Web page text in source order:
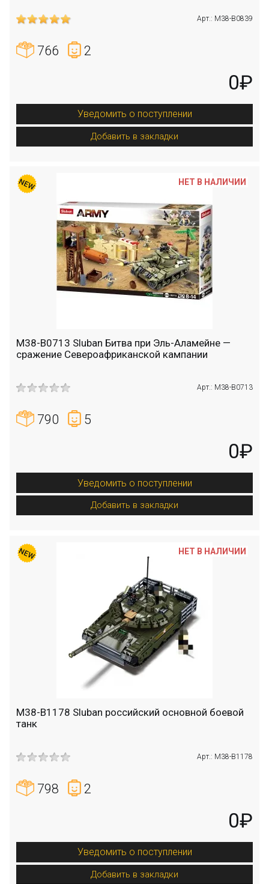
Арт.: M38-B0839
766 2
0₽
Уведомить о поступлении
Добавить в закладки
M38-B0713 Sluban Битва при Эль-Аламейне —
сражение Североафриканской кампании
Арт.: M38-B0713
790 5
0₽
Уведомить о поступлении
Добавить в закладки
НЕТ В НАЛИЧИИ
M38-B1178 Sluban российский основной боевой
танк
Арт.: M38-B1178
798 2
0₽
Уведомить о поступлении
Добавить в закладки
НЕТ В НАЛИЧИИ